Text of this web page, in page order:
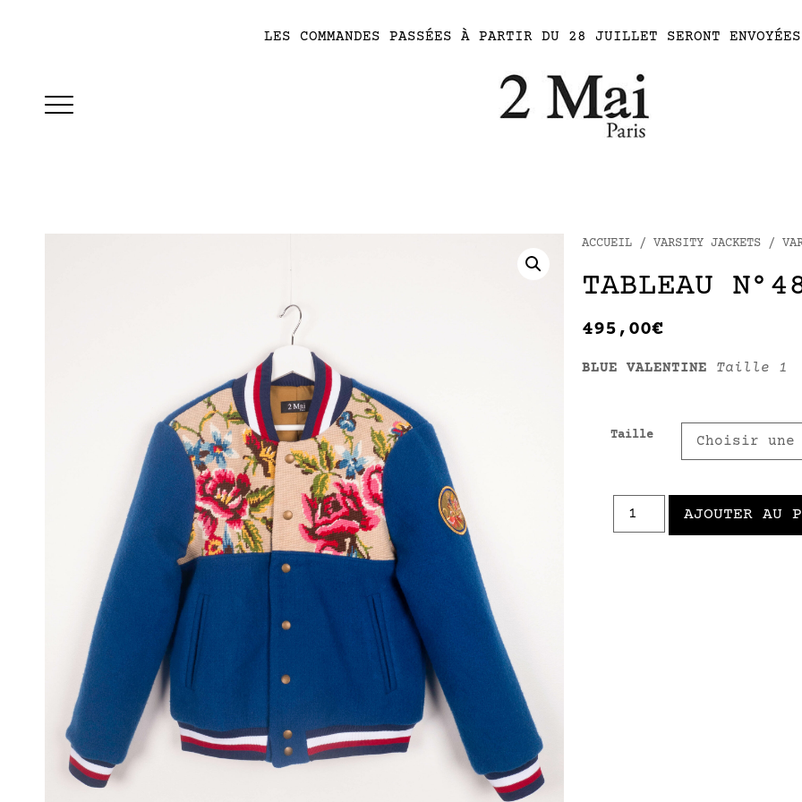
LES COMMANDES PASSÉES À PARTIR DU 28 JUILLET SERONT
ACCUEIL / VARSITY JACKETS /
TABLEAU
495,00€
BLUE VALENTINE Taille 1
Taille
AJOUTER AU